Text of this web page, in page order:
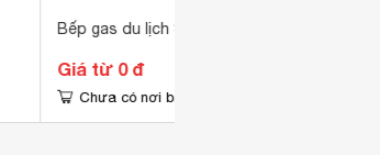
Bếp gas du lịch SoHo - 16P
Giá từ 0 đ
Chưa có nơi bán